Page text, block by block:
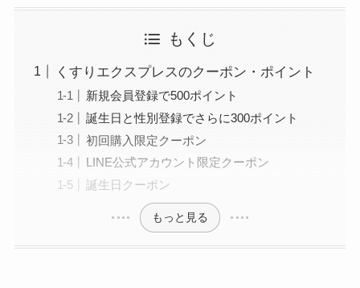
もくじ
くすりエクスプレスのクーポン・ポイント
新規会員登録で500ポイント
誕生日と性別登録でさらに300ポイント
初回購入限定クーポン
LINE公式アカウント限定クーポン
誕生日クーポン
もっと見る